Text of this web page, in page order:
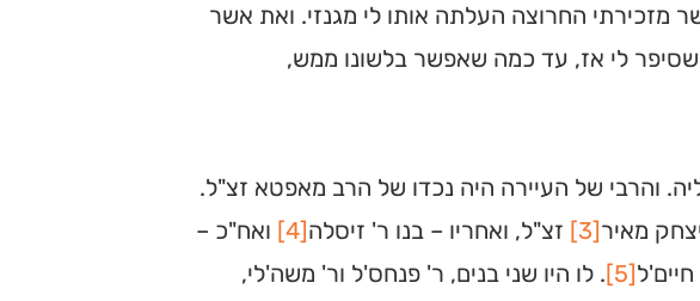
מזכירתי החרוצה העלתה אותו לי מגנזי. ואת אשר
שסיפר לי אז, עד כמה שאפשר בלשונו ממש,
והרבי של העיירה היה נכדו של הרב מאפטא זצ"ל.
מאיר[3] זצ"ל, ואחריו – בנו ר' זיסלה[4]
ואח"כ –
[5]
. לו היו שני בנים, ר' פנחס'ל ור' משה'לי,